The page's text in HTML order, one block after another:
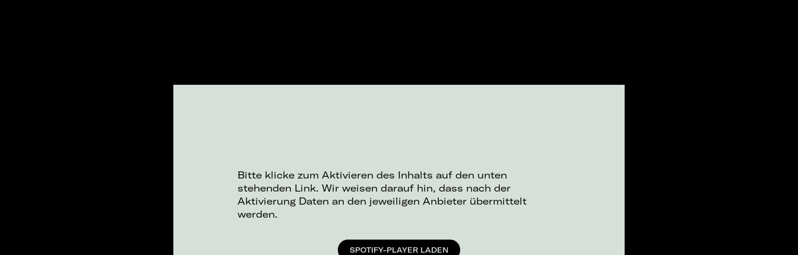
Bitte klicke zum Aktivieren des Inhalts auf den unten
stehenden Link. Wir weisen darauf hin, dass nach der
Aktivierung Daten an den jeweiligen Anbieter übermittelt
werden.
SPOTIFY-PLAYER LADEN